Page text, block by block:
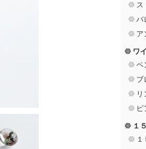
ス
バ
ア
ワ
ペ
ブ
リ
ピ
１